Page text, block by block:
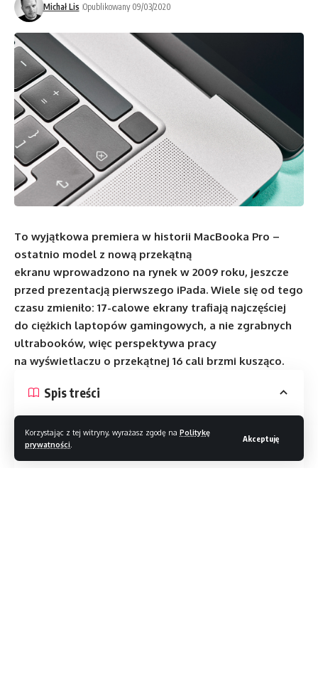
Korzystając z tej witryny, wyrażasz zgodę na Politykę
prywatności
Akceptuję
Michał Lis Opublikowany 09/03/2020
To wyjątkowa premiera w historii MacBooka Pro –
ostatnio model z nową przekątną
ekranu wprowadzono na rynek w 2009 roku, jeszcze
przed prezentacją pierwszego iPada. Wiele się od tego
czasu zmieniło: 17-calowe ekrany trafiają najczęściej
do ciężkich laptopów gamingowych, a nie zgrabnych
ultrabooków, więc perspektywa pracy
na wyświetlaczu o przekątnej 16 cali brzmi kusząco.
Spis treści
Specyfikacja